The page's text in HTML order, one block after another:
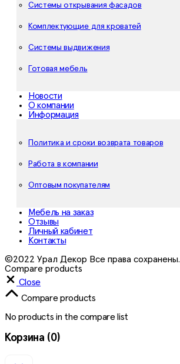
Системы открывания фасадов
Комплектующие для кроватей
Системы выдвижения
Готовая мебель
Новости
О компании
Информация
Политика и сроки возврата товаров
Работа в компании
Оптовым покупателям
Мебель на заказ
Отзывы
Личный кабинет
Контакты
©2022 Урал Декор Все права сохранены.
Compare products
Close
Compare products
No products in the compare list
Корзина (0)